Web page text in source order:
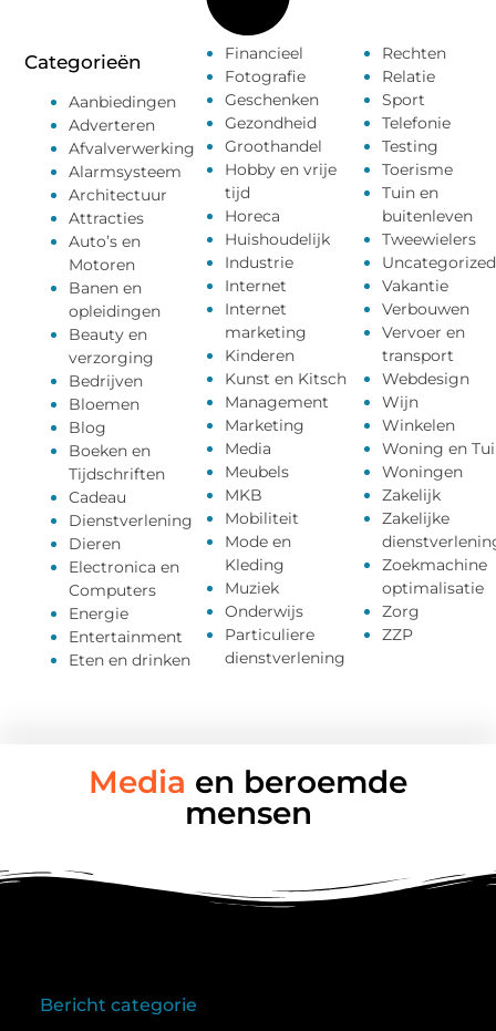
Categorieën
Aanbiedingen
Adverteren
Afvalverwerking
Alarmsysteem
Architectuur
Attracties
Auto’s en
Motoren
Banen en
opleidingen
Beauty en
verzorging
Bedrijven
Bloemen
Blog
Boeken en
Tijdschriften
Cadeau
Dienstverlening
Dieren
Electronica en
Computers
Energie
Entertainment
Eten en drinken
Financieel
Fotografie
Geschenken
Gezondheid
Groothandel
Hobby en vrije
tijd
Horeca
Huishoudelijk
Industrie
Internet
Internet
marketing
Kinderen
Kunst en Kitsch
Management
Marketing
Media
Meubels
MKB
Mobiliteit
Mode en
Kleding
Muziek
Onderwijs
Particuliere
dienstverlening
Rechten
Relatie
Sport
Telefonie
Testing
Toerisme
Tuin en
buitenleven
Tweewielers
Uncategorized
Vakantie
Verbouwen
Vervoer en
transport
Webdesign
Wijn
Winkelen
Woning en
Woningen
Zakelijk
Zakelijke
Zoekmachine
optimalisatie
Zorg
ZZP
Media en beroemde
mensen
Bericht categorie